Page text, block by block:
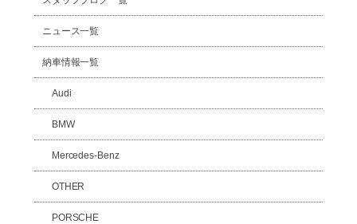
ニュース一覧
納車情報一覧
Audi
BMW
Mercedes-Benz
OTHER
PORSCHE